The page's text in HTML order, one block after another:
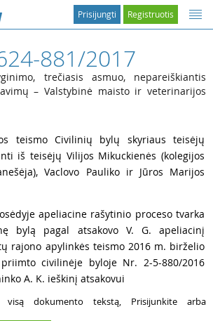
Registruotis
Prisijungti
881/2017
trečiasis asmuo, nepareiškiantis
– Valstybinė maisto ir veterinarijos
teismo Civilinių bylų skyriaus teisėjų
iš teisėjų Vilijos Mikuckienės (kolegijos
Vaclovo Pauliko ir Jūros Marijos
apeliacine rašytinio proceso tvarka
bylą pagal atsakovo V. G. apeliacinį
rajono apylinkės teismo 2016 m. birželio
civilinėje byloje Nr. 2-5-880/2016
A. K. ieškinį atsakovui
visą dokumento tekstą, Prisijunkite arba